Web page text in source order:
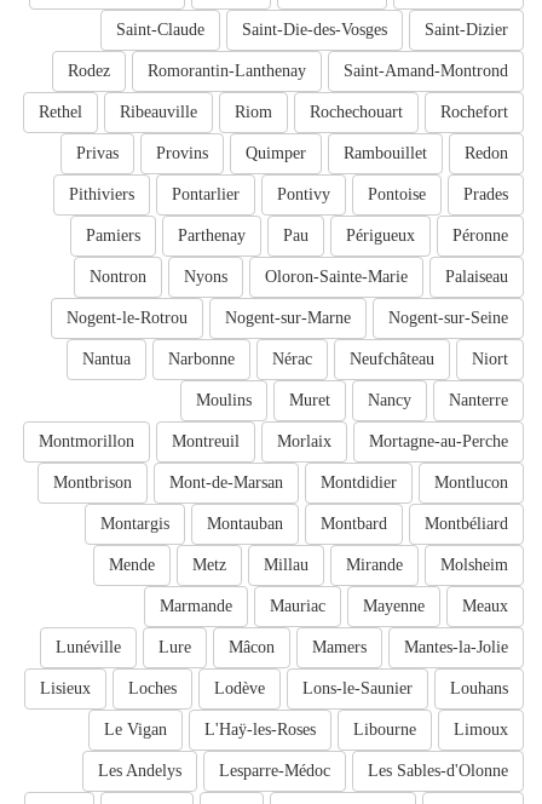
Saint-Dizier
Saint-Die-des-Vosges
Saint-Claude
Saint-Amand-Montrond
Romorantin-Lanthenay
Rodez
Rochefort
Rochechouart
Riom
Ribeauville
Rethel
Redon
Rambouillet
Quimper
Provins
Privas
Prades
Pontoise
Pontivy
Pontarlier
Pithiviers
Péronne
Périgueux
Pau
Parthenay
Pamiers
Palaiseau
Oloron-Sainte-Marie
Nyons
Nontron
Nogent-sur-Seine
Nogent-sur-Marne
Nogent-le-Rotrou
Niort
Neufchâteau
Nérac
Narbonne
Nantua
Nanterre
Nancy
Muret
Moulins
Mortagne-au-Perche
Morlaix
Montreuil
Montmorillon
Montlucon
Montdidier
Mont-de-Marsan
Montbrison
Montbéliard
Montbard
Montauban
Montargis
Molsheim
Mirande
Millau
Metz
Mende
Meaux
Mayenne
Mauriac
Marmande
Mantes-la-Jolie
Mamers
Mâcon
Lure
Lunéville
Louhans
Lons-le-Saunier
Lodève
Loches
Lisieux
Limoux
Libourne
L'Haÿ-les-Roses
Le Vigan
Les Sables-d'Olonne
Lesparre-Médoc
Les Andelys